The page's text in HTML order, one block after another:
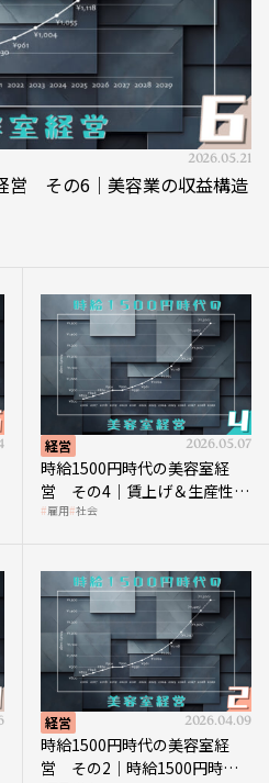
2026.05.21
営 その6｜美容業の収益構造
経営 2026.05.07
時給1500円時代の美容室経
営 その4｜賃上げ＆生産性向
上につなげる賢い助成金活用
雇用 社会
経営 2026.04.09
時給1500円時代の美容室経
営 その2｜時給1500円時代